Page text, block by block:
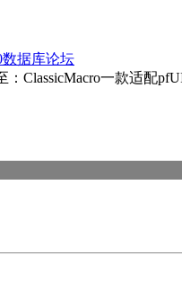
数据库论坛
：ClassicMacro一款适配